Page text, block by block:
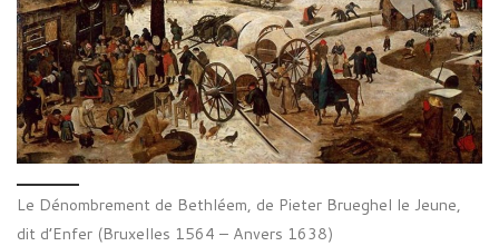
Le Dénombrement de Bethléem, de Pieter Brueghel le Jeune,
dit d’Enfer (Bruxelles 1564 – Anvers 1638)